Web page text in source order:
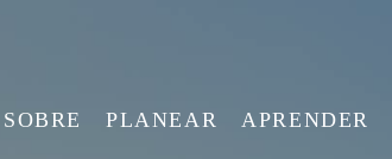
SOBRE PLANEAR APRENDER